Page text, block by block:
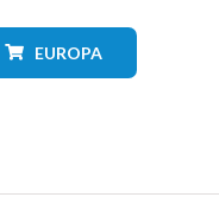
EUROPA